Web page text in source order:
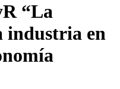
“La
industria en